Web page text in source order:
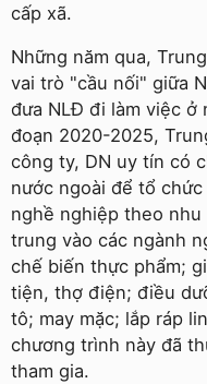
cấp xã.
Những năm qua,
vai trò "cầu nối" giữa
đưa NLĐ đi làm việc ở
đoạn 2020-2025,
công ty, DN uy tín có
nước ngoài để tổ
nghề nghiệp theo
trung vào các ngành
chế biến thực phẩm;
tiện, thợ điện; điều
tô; may mặc; lắp ráp
chương trình này đã
tham gia.